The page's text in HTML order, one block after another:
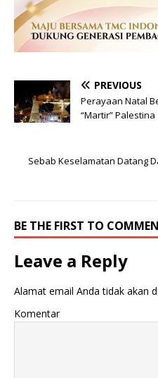
PREVIOUS
Perayaan Natal
“Martir” Palestina
Sebab Keselamatan Datang
BE THE FIRST TO
Leave a Reply
Alamat email Anda tidak akan
Komentar